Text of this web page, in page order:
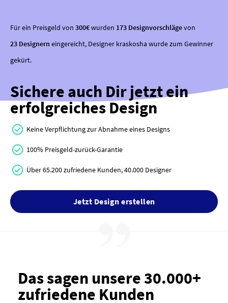
Für ein Preisgeld von 300€wurden 173 Designvorschlägevon
23 Designern eingereicht, Designer kraskosha wurde zum Gewinner
gekürt.
Sichere auch Dir jetzt ein
erfolgreiches Design
Keine Verpflichtung zur Abnahme eines Designs
100% Preisgeld-zurück-Garantie
Über 65.200 zufriedene Kunden, 40.000 Designer
Jetzt Design erstellen
Das sagen unsere 30.000+
zufriedene Kunden